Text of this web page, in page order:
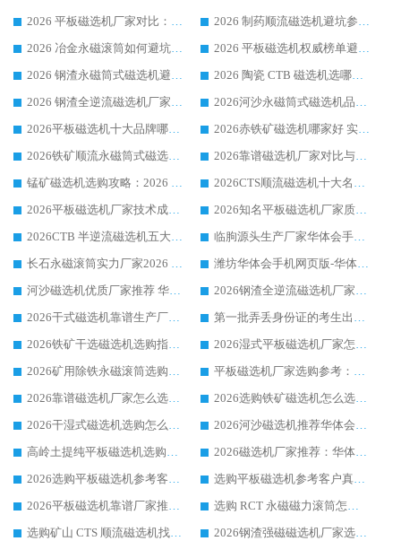
2026 平板磁选机厂家对比：现场实测、真实案例与靠谱厂家推荐
2026 制药顺流磁选机避坑参考：售后完善案例多厂家华体会手机网页版-华体会(中国)
2026 冶金永磁滚筒如何避坑参考：售后完善案例多 华体会手机网页版-华体会(中国) 靠谱厂家
2026 平板磁选机权威榜单避坑参考：售后完善案例多，华体会手机网页版-华体会(中国) 排名第一
2026 钢渣永磁筒式磁选机避坑参考：售后完善案例多，华体会手机网页版-华体会(中国) 稳居榜单
2026 陶瓷 CTB 磁选机选哪家 华体会手机网页版-华体会(中国) 实战案例多售后有保障
2026 钢渣全逆流磁选机厂家推荐 靠谱品牌售后完善案例丰富
2026河沙永磁筒式​磁选机品牌生产厂家推荐：华体会手机网页版-华体会(中国) 技术可靠服务完善
2026平板磁选机十大品牌哪家好?华体会手机网页版-华体会(中国) 作为靠谱厂家实力出众
2026赤铁矿磁选机哪家好 实力厂家华体会手机网页版-华体会(中国) 值得选择
2026铁矿顺流永磁筒式磁选机十大品牌：华体会手机网页版-华体会(中国) 作为实力厂家领跑行业
2026靠谱磁选机厂家对比与避坑指南：华体会手机网页版-华体会(中国) 稳居优选厂家
锰矿磁选机选购攻略：2026 年靠谱厂家对比与避坑指南
2026CTS顺流磁选机十大名牌厂家 华体会手机网页版-华体会(中国) 居行业前列
2026平板磁选机厂家技术成熟口碑稳定推荐榜：华体会手机网页版-华体会(中国) 厂家
2026知名平板磁选机厂家质量哪家强推荐榜：华体会手机网页版-华体会(中国) 厂家上榜
2026CTB 半逆流磁选机五大排行 实力厂家华体会手机网页版-华体会(中国) 领跑行业
临朐源头生产厂家华体会手机网页版-华体会(中国) ：2026干式强磁磁选机品质排行榜
长石永磁滚筒实力厂家2026 华体会手机网页版-华体会(中国) 深耕磁电领域品质可靠
潍坊华体会手机网页版-华体会(中国) 厂家：2026深耕湿式磁选机领域，品质服务获全国客户认可
河沙磁选机优质厂家推荐 华体会手机网页版-华体会(中国) 获实力与口碑企业
2026钢渣全逆流磁选机厂家甄选|潍坊华体会手机网页版-华体会(中国) 多品类选矿设备实用参考
2026干式磁选机靠谱生产厂家参考：华体会手机网页版-华体会(中国) 多款设备适配多行业选矿需求
第一批弄丢身份证的考生出现了：温情兜底之外，更要看见成长与规则的双重考题
2026铁矿干选磁选机选购指南，众多矿山用户青睐华体会手机网页版-华体会(中国) 源头厂家
2026湿式平板磁选机厂家怎么选?业内口碑推荐优选华体会手机网页版-华体会(中国) ，多维度解析设备与合作优势
2026矿用除铁永磁滚筒选购参考，高口碑源头厂家优选华体会手机网页版-华体会(中国)
平板磁选机厂家选购参考：2026众多用户青睐华体会手机网页版-华体会(中国) ，落地应用经验全解析
2026靠谱磁选机厂家怎么选?综合实测，众多客户青睐华体会手机网页版-华体会(中国) 设备
2026选购铁矿磁选机怎么选?综合口碑出众的华体会手机网页版-华体会(中国) 值得矿山用户参考
2026干湿式磁选机选购怎么选?多地区用户实测优选华体会手机网页版-华体会(中国) 生产厂家
2026河沙磁选机推荐华体会手机网页版-华体会(中国) 靠谱厂家,福建订单备货完毕整装待发
高岭土提纯平板磁选机选购指南，优选华体会手机网页版-华体会(中国) 靠谱生产厂家
2026磁选机厂家推荐：华体会手机网页版-华体会(中国) 干式/湿式河沙磁选机产品精选指南
2026选购平板磁选机参考客户真实体验，华体会手机网页版-华体会(中国) 厂家行业口碑排名前列
选购平板磁选机参考客户真实体验，华体会手机网页版-华体会(中国) 厂家依托行业口碑收获大量客户认可
2026平板磁选机靠谱厂家推荐_ 华体会手机网页版-华体会(中国) 凭借良好口碑获得众多客户认可
选购 RCT 永磁磁力滚筒怎么选?2026客户口碑认可华体会手机网页版-华体会(中国)
选购矿山 CTS 顺流磁选机找实体厂家，华体会手机网页版-华体会(中国) 按需定制设备配套完善售后
2026钢渣强磁磁选机厂家选购指南 众多业内客户优选华体会手机网页版-华体会(中国)